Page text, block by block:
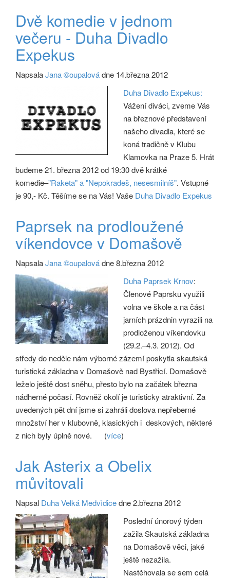
Dvě komedie v jednom
večeru - Duha Divadlo
Expekus
NapsalaJana ©oupalovádne 14.března 2012
Duha Divadlo Expekus:
Vážení diváci, zveme Vás
na březnové představení
našeho divadla, které se
koná tradičně v Klubu
Klamovka na Praze 5. Hrát
budeme 21. března 2012 od 19:30 dvě krátké
komedie–"Raketa" a "Nepokradeš, nesesmilníš". Vstupné
je 90,- Kč. Těšíme se na Vás! Vaše Duha Divadlo Expekus
Paprsek na prodloužené
víkendovce v Domašově
NapsalaJana ©oupalovádne 8.března 2012
Duha Paprsek Krnov:
Členové Paprsku využili
volna ve škole a na část
jarních prázdnin vyrazili na
prodloženou víkendovku
(29.2.–4.3. 2012). Od
středy do neděle nám výborné zázemí poskytla skautská
turistická základna v Domašově nad Bystřicí. Domašově
leželo ještě dost sněhu, přesto bylo na začátek března
nádherné počasí. Rovněž okolí je turisticky atraktivní. Za
uvedených pět dní jsme si zahráli doslova nepřeberné
množství her v klubovně, klasických i deskových, některé
z nich byly úplně nové.
(více)
Jak Asterix a Obelix
můvitovali
Napsal Duha Velká Medvìdicedne 2.března 2012
Poslední únorový týden
zažila Skautská základna
na Domašově věci, jaké
ještě nezažila.
Nastěhovala se sem celá